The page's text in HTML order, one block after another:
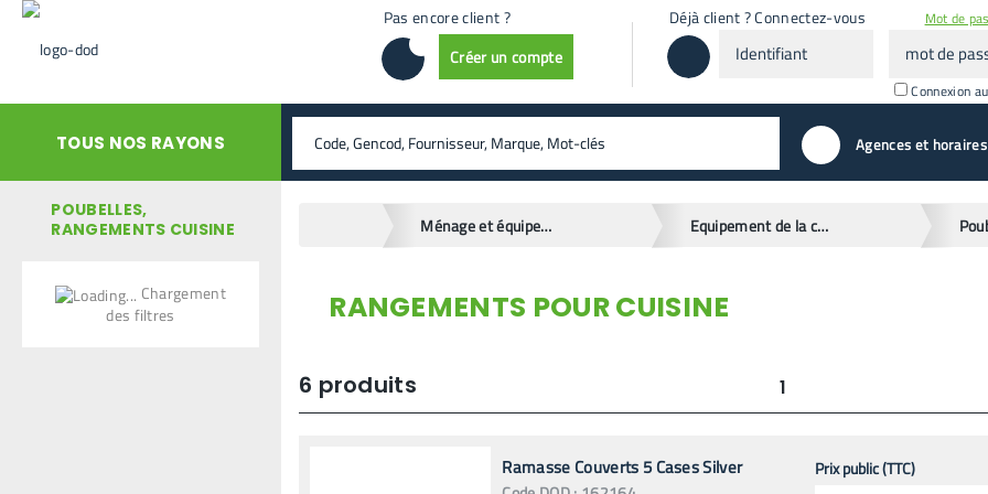
Pas encore client ?
Créer un compte
Déjà client ? Connectez-vous
passeConnexion
Mot de
TOUS NOS RAYONS rechercher valider Agences et horaires
POUBELLES,
RANGEMENTS CUISINE
Chargement
des filtres
Ménage et équipement de la maison Equipement de la cuisine
retour en arrière
RANGEMENTS POUR CUISINE
6 produits 1
Ramasse Couverts 5 Cases Silver Prix public (TTC)